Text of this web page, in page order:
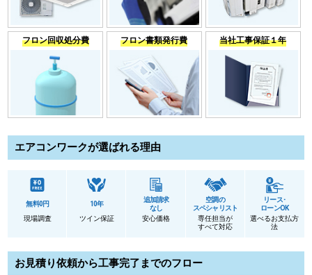
フロン回収処分費 フロン書類発行費 当社工事保証１年
エアコンワークが選ばれる理由
無料0円
現場調査
10年
ツイン保証
追加請求
なし
安心価格
空調の
スペシャリスト
専任担当が
すべて対応
リース･
ローンOK
選べるお支払方
法
お見積り依頼から工事完了までのフロー